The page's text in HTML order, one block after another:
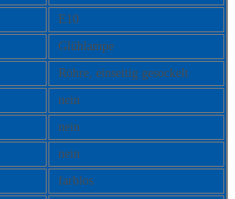
E10
Glühlampe
Röhre, einseitig gesockelt
nein
nein
nein
farblos